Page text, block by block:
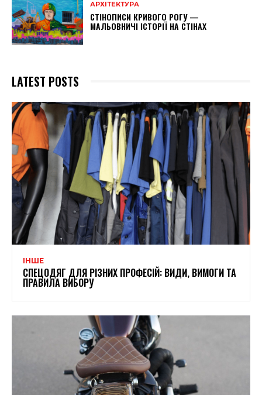
АРХІТЕКТУРА
СТІНОПИСИ КРИВОГО РОГУ —
МАЛЬОВНИЧІ ІСТОРІЇ НА СТІНАХ
LATEST POSTS
ІНШЕ
СПЕЦОДЯГ ДЛЯ РІЗНИХ ПРОФЕСІЙ: ВИДИ, ВИМОГИ ТА
ПРАВИЛА ВИБОРУ